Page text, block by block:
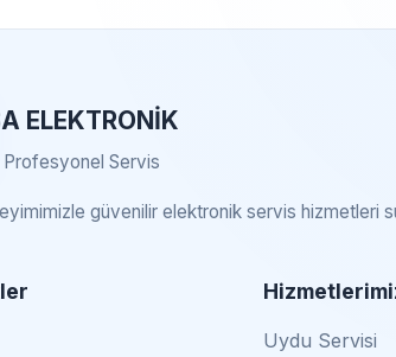
ELEKTRONİK
Servis
güvenilir elektronik servis hizmetleri
Uydu Servisi